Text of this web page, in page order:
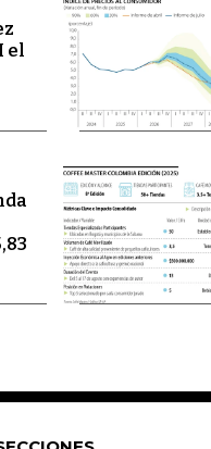
el